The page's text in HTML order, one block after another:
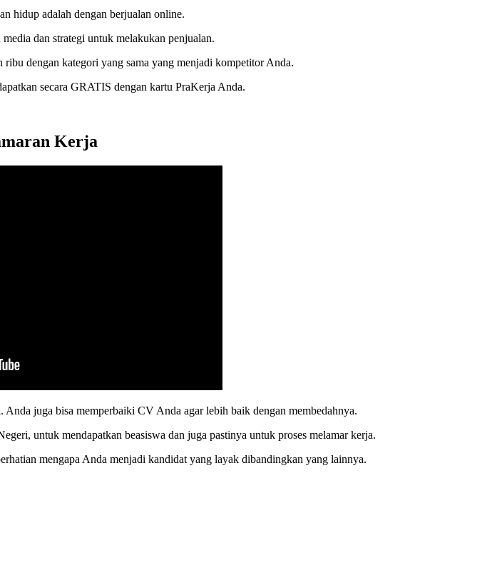
hidup adalah dengan berjualan online.
dan strategi untuk melakukan penjualan.
dengan kategori yang sama yang menjadi kompetitor Anda.
secara GRATIS dengan kartu PraKerja Anda.
Kerja
juga bisa memperbaiki CV Anda agar lebih baik dengan membedahnya.
untuk mendapatkan beasiswa dan juga pastinya untuk proses melamar kerja.
mengapa Anda menjadi kandidat yang layak dibandingkan yang lainnya.